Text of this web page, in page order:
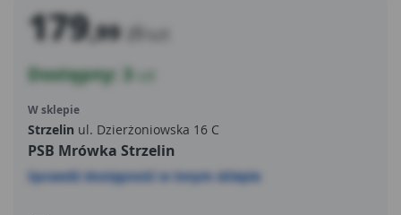
więcej mocy przy grubszych gałęziach. Smukła, lekka
kompozytowa rączka obracająca się wraz z ruchem
zaawansowaną ergonomię i komfort nawet podczas
179,99 zł
Dostępny: 3
W sklepie
Strzelin ul. Dzierżoniowska 16 C
PSB Mrówka Strzelin
Sprawdź dostępność w innym sklepie